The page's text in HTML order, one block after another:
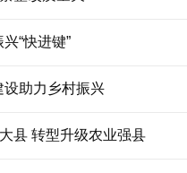
“快进键”
助力乡村振兴
县 转型升级农业强县